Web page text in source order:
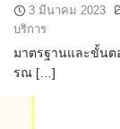
3 มีนาคม 2023
บริการ
มาตรฐานและขั้นต
รณ […]